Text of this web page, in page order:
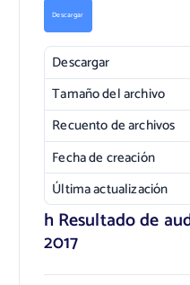
Descargar
Descargar
Tamaño del archivo
Recuento de archivos
Fecha de creación
Última actualización
h Resultado de
2017